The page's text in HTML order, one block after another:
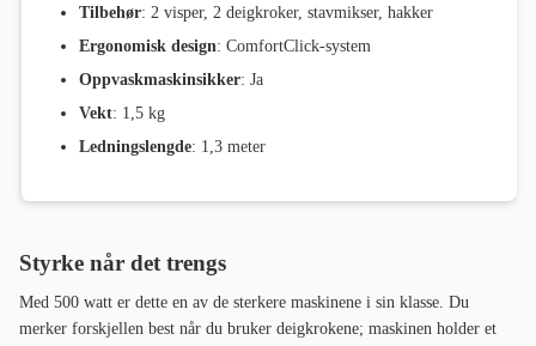
Tilbehør: 2 visper, 2 deigkroker, stavmikser, hakker
Ergonomisk design: ComfortClick-system
Oppvaskmaskinsikker: Ja
Vekt: 1,5 kg
Ledningslengde: 1,3 meter
Styrke når det trengs
Med 500 watt er dette en av de sterkere maskinene i sin klasse. Du
merker forskjellen best når du bruker deigkrokene; maskinen holder et